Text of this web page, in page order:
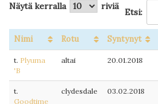
Näytä kerralla riviä
Etsi:
Nimi Rotu Syntynyt
t. Plyuma
'B
altai 20.01.2018
t.
Goodtime
clydesdale 03.02.2018